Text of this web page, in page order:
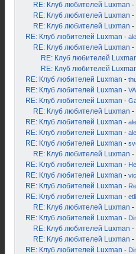
RE: Клуб любителей Luxman -
RE: Клуб любителей Luxman -
RE: Клуб любителей Luxman -
RE: Клуб любителей Luxman -
RE: Клуб любителей Luxman -
RE: Клуб любителей
RE: Клуб любителей
RE: Клуб любителей Luxman -
RE: Клуб любителей Luxman -
RE: Клуб любителей Luxman -
RE: Клуб любителей Luxman -
RE: Клуб любителей Luxman -
RE: Клуб любителей Luxman -
RE: Клуб любителей Luxman -
RE: Клуб любителей Luxman -
RE: Клуб любителей Luxman -
RE: Клуб любителей Luxman -
RE: Клуб любителей Luxman -
RE: Клуб любителей Luxman -
RE: Клуб любителей Luxman -
RE: Клуб любителей Luxman -
RE: Клуб любителей Luxman -
RE: Клуб любителей Luxman -
RE: Клуб любителей Luxman -